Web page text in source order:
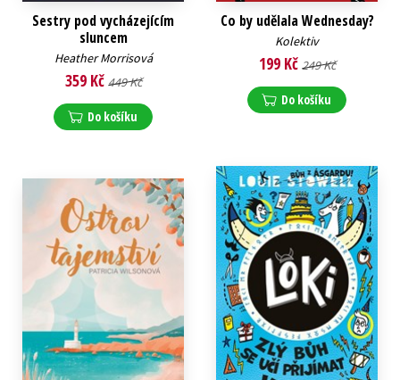
Sestry pod vycházejícím
sluncem
Heather Morrisová
359 Kč 449 Kč
Do košíku
Co by udělala Wednesday?
Kolektiv
199 Kč 249 Kč
Do košíku